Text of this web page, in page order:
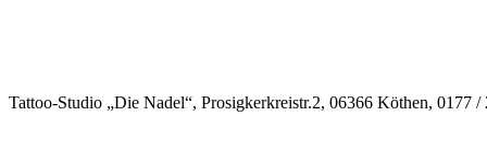
Tattoo-Studio „Die Nadel“, Prosigkerkreistr.2, 06366 Köthen, 0177 /